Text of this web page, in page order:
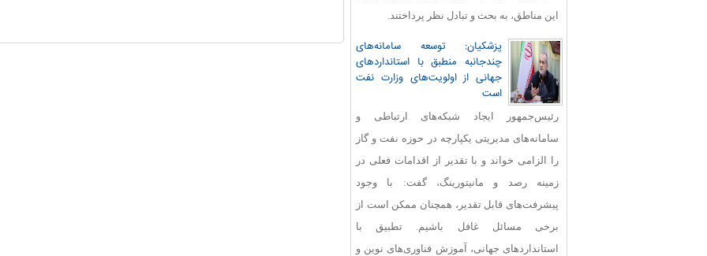
این مناطق، به بحث و تبادل نظر پرداختند.
پزشکیان: توسعه سامانه‌های
چندجانبه منطبق با استانداردهای
جهانی از اولویت‌های وزارت نفت
است
رئیس‌جمهور ایجاد شبکه‌های ارتباطی و
سامانه‌های مدیریتی یکپارچه در حوزه نفت و گاز
را الزامی خواند و با تقدیر از اقدامات فعلی در
زمینه رصد و مانیتورینگ، گفت: با وجود
پیشرفت‌های قابل‌ تقدیر، همچنان ممکن است از
برخی مسائل غافل باشیم. تطبیق با
استانداردهای جهانی، آموزش فناوری‌های نوین و